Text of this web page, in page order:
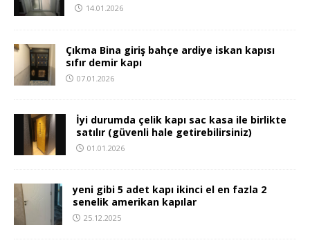
14.01.2026
Çıkma Bina giriş bahçe ardiye iskan kapısı
sıfır demir kapı
07.01.2026
İyi durumda çelik kapı sac kasa ile birlikte
satılır (güvenli hale getirebilirsiniz)
01.01.2026
yeni gibi 5 adet kapı ikinci el en fazla 2
senelik amerikan kapılar
25.12.2025